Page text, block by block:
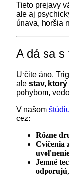
Tieto prejavy
ale aj
únava, horšia
A dá sa s
Určite áno.
ale stav,
pohybom,
V našom štúdiu
cez:
Rôzne
Cvičenia
uvoľnenie
Jemné
odporujú,